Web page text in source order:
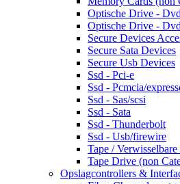
Optische Drive -
Optische Drive -
Secure Devices
Secure Sata Devices
Secure Usb Devices
Ssd - Pci-e
Ssd - Pcmcia/
Ssd - Sas/scsi
Ssd - Sata
Ssd - Thunderbolt
Ssd - Usb/firewire
Tape /
Tape Drive (non
Opslagcontrollers &